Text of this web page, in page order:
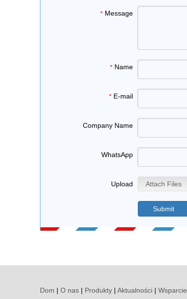
* Message
* Name
* E-mail
Company Name
WhatsApp
Upload Attach Files
Submit
Dom | O nas | Produkty | Aktualności | Wsparcie